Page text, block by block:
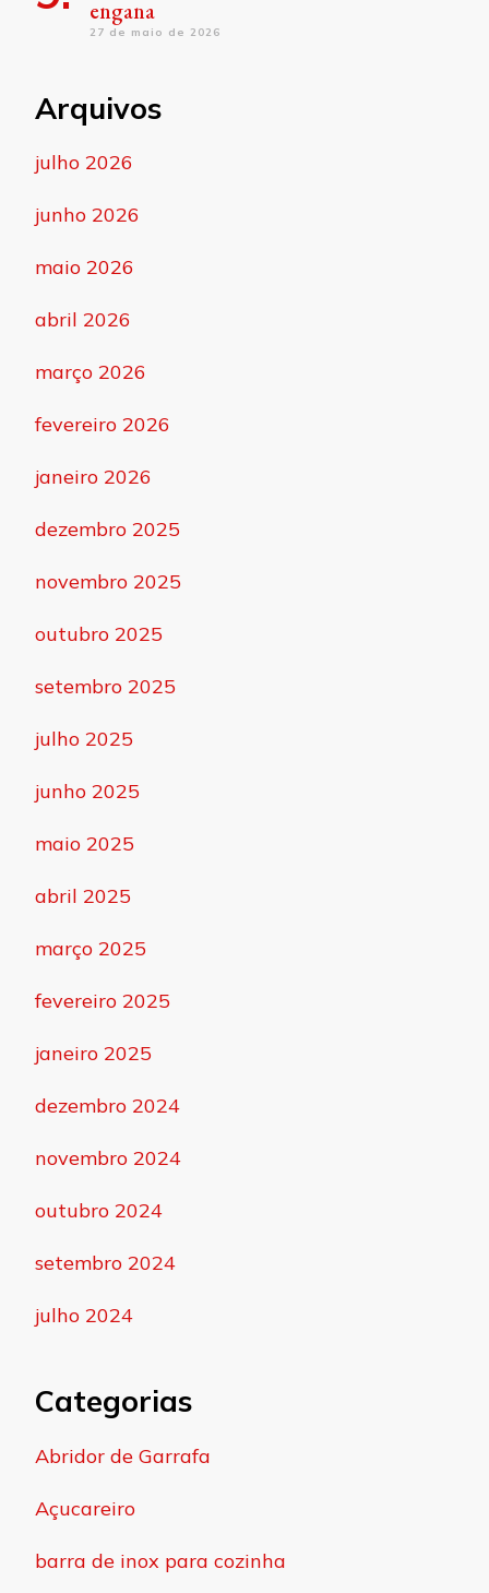
engana
27 de maio de 2026
Arquivos
julho 2026
junho 2026
maio 2026
abril 2026
março 2026
fevereiro 2026
janeiro 2026
dezembro 2025
novembro 2025
outubro 2025
setembro 2025
julho 2025
junho 2025
maio 2025
abril 2025
março 2025
fevereiro 2025
janeiro 2025
dezembro 2024
novembro 2024
outubro 2024
setembro 2024
julho 2024
Categorias
Abridor de Garrafa
Açucareiro
barra de inox para cozinha